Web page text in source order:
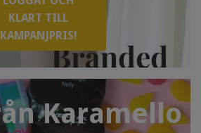
KLART TILL
KAMPANJPRIS!
Karamello